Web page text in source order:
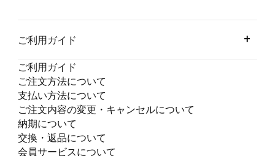
ご利用ガイド
ご利用ガイド
ご注文方法について
支払い方法について
ご注文内容の変更・キャンセルについて
納期について
交換・返品について
会員サービスについて